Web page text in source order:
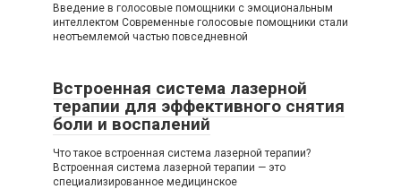
Введение в голосовые помощники с эмоциональным
интеллектом Современные голосовые помощники стали
неотъемлемой частью повседневной
Встроенная система лазерной
терапии для эффективного снятия
боли и воспалений
Что такое встроенная система лазерной терапии?
Встроенная система лазерной терапии — это
специализированное медицинское